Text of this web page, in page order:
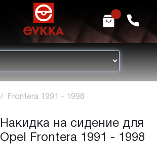
h m
Frontera 1991 - 1998
Накидка на сидение для
Opel Frontera 1991 - 1998